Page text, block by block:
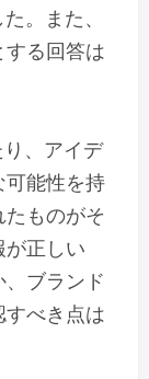
。また、
る回答は
、アイデ
可能性を持
ものがそ
正しい
ブランド
べき点は